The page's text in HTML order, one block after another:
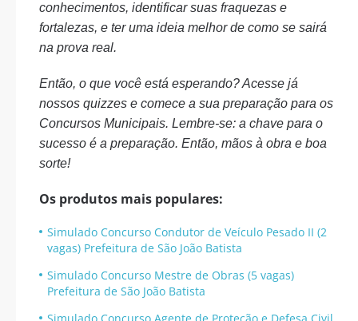
conhecimentos, identificar suas fraquezas e
fortalezas, e ter uma ideia melhor de como se sairá
na prova real.
Então, o que você está esperando? Acesse já
nossos quizzes e comece a sua preparação para os
Concursos Municipais. Lembre-se: a chave para o
sucesso é a preparação. Então, mãos à obra e boa
sorte!
Os produtos mais populares:
Simulado Concurso Condutor de Veículo Pesado II (2
vagas) Prefeitura de São João Batista
Simulado Concurso Mestre de Obras (5 vagas)
Prefeitura de São João Batista